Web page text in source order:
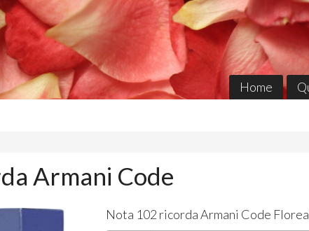
Home
Armani Code
Nota 102 ricorda Armani Code